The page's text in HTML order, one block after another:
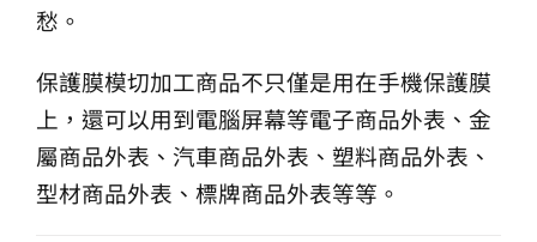
愁。
保護膜模切加工商品不只僅是用在手機保護膜
上，還可以用到電腦屏幕等電子商品外表、金
屬商品外表、汽車商品外表、塑料商品外表、
型材商品外表、標牌商品外表等等。